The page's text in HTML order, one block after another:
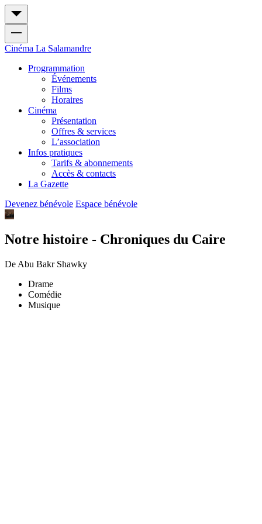
Cinéma La Salamandre
Programmation
Événements
Films
Horaires
Cinéma
Présentation
Offres & services
L’association
Infos pratiques
Tarifs & abonnements
Accès & contacts
La Gazette
Devenez bénévole Espace bénévole
Notre histoire - Chroniques du Caire
De Abu Bakr Shawky
Drame
Comédie
Musique